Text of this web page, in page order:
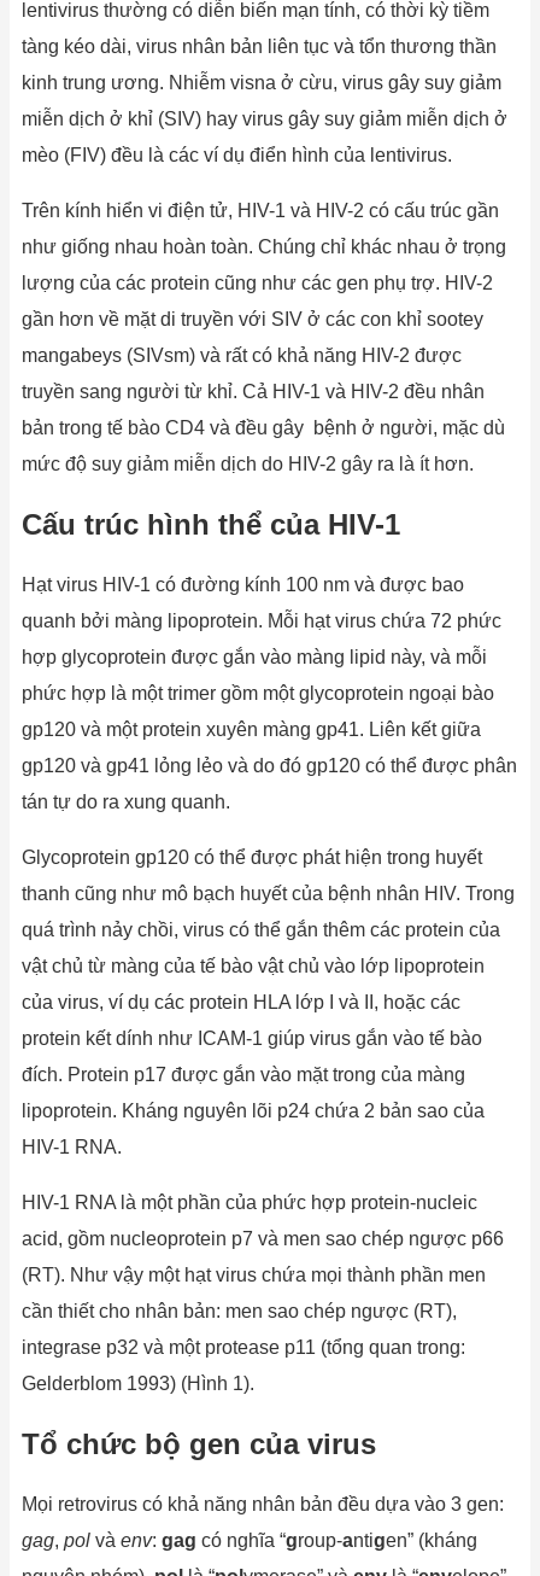
lentivirus thường có diễn biến mạn tính, có thời kỳ tiềm
tàng kéo dài, virus nhân bản liên tục và tổn thương thần
kinh trung ương. Nhiễm visna ở cừu, virus gây suy giảm
miễn dịch ở khỉ (SIV) hay virus gây suy giảm miễn dịch ở
mèo (FIV) đều là các ví dụ điển hình của lentivirus.
Trên kính hiển vi điện tử, HIV-1 và HIV-2 có cấu trúc gần
như giống nhau hoàn toàn. Chúng chỉ khác nhau ở trọng
lượng của các protein cũng như các gen phụ trợ. HIV-2
gần hơn về mặt di truyền với SIV ở các con khỉ sootey
mangabeys (SIVsm) và rất có khả năng HIV-2 được
truyền sang người từ khỉ. Cả HIV-1 và HIV-2 đều nhân
bản trong tế bào CD4 và đều gây bệnh ở người, mặc dù
mức độ suy giảm miễn dịch do HIV-2 gây ra là ít hơn.
Cấu trúc hình thể của HIV-1
Hạt virus HIV-1 có đường kính 100 nm và được bao
quanh bởi màng lipoprotein. Mỗi hạt virus chứa 72 phức
hợp glycoprotein được gắn vào màng lipid này, và mỗi
phức hợp là một trimer gồm một glycoprotein ngoại bào
gp120 và một protein xuyên màng gp41. Liên kết giữa
gp120 và gp41 lỏng lẻo và do đó gp120 có thể được phân
tán tự do ra xung quanh.
Glycoprotein gp120 có thể được phát hiện trong huyết
thanh cũng như mô bạch huyết của bệnh nhân HIV. Trong
quá trình nảy chồi, virus có thể gắn thêm các protein của
vật chủ từ màng của tế bào vật chủ vào lớp lipoprotein
của virus, ví dụ các protein HLA lớp I và II, hoặc các
protein kết dính như ICAM-1 giúp virus gắn vào tế bào
đích. Protein p17 được gắn vào mặt trong của màng
lipoprotein. Kháng nguyên lõi p24 chứa 2 bản sao của
HIV-1 RNA.
HIV-1 RNA là một phần của phức hợp protein-nucleic
acid, gồm nucleoprotein p7 và men sao chép ngược p66
(RT). Như vậy một hạt virus chứa mọi thành phần men
cần thiết cho nhân bản: men sao chép ngược (RT),
integrase p32 và một protease p11 (tổng quan trong:
Gelderblom 1993) (Hình 1).
Tổ chức bộ gen của virus
Mọi retrovirus có khả năng nhân bản đều dựa vào 3 gen:
gag, pol và env: gag có nghĩa “group-antigen” (kháng